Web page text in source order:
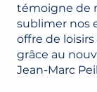
témoigne de
sublimer nos
offre de
grâce au
Jean-Marc